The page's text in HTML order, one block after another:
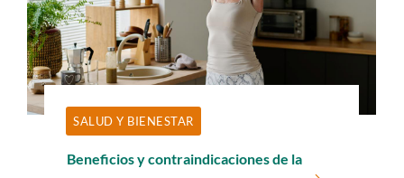
SALUD Y BIENESTAR
Beneficios y contraindicaciones de la